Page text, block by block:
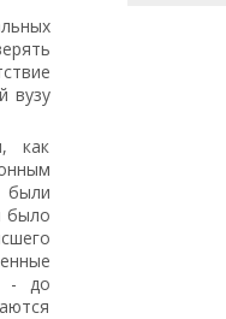
вузу
как
были
было
- до